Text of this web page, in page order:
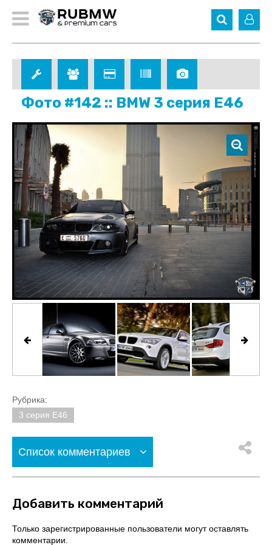
Фото #142 :: BMW 3 серия E46
Рубрика:
3 серия E46
Список комментариев
Добавить комментарий
Только зарегистрированные пользователи могут оставлять
комментарии.